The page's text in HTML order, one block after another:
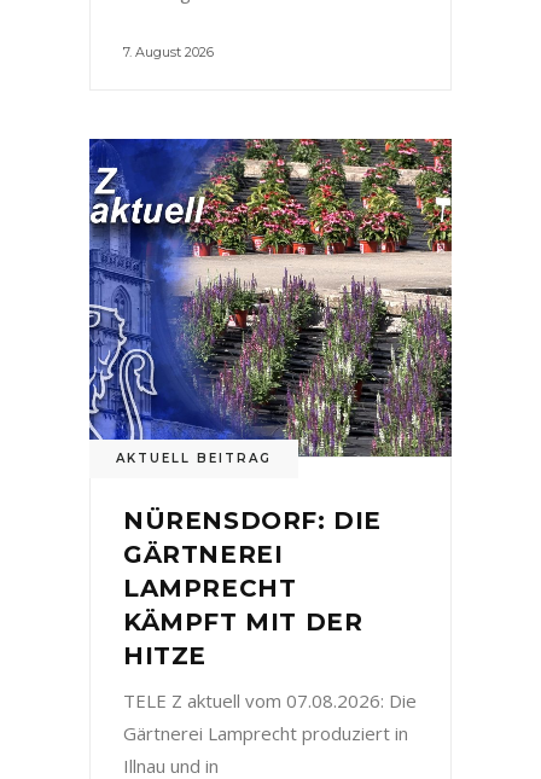
7. August 2026
AKTUELL BEITRAG
NÜRENSDORF: DIE
GÄRTNEREI
LAMPRECHT
KÄMPFT MIT DER
HITZE
TELE Z aktuell vom 07.08.2026: Die
Gärtnerei Lamprecht produziert in
Illnau und in